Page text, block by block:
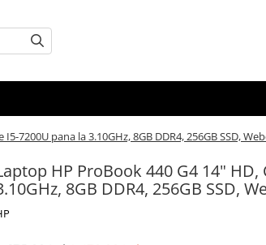
7200U pana la 3.10GHz, 8GB DDR4, 256GB SSD,
HP ProBook 440 G4 14" HD,
8GB DDR4, 256GB SSD,